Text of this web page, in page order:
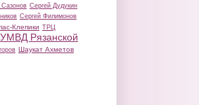
Сергей Дудукин
Сергей Филимонов
Клепики ТРЦ
УМВД Рязанской
Шаукат Ахметов